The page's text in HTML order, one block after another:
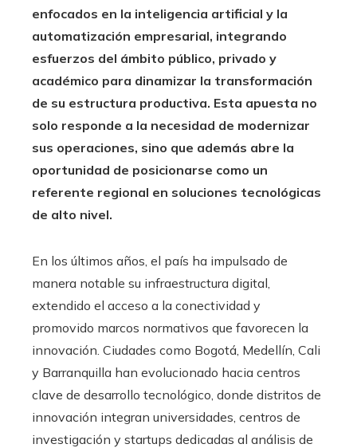
enfocados en la inteligencia artificial y la
automatización empresarial, integrando
esfuerzos del ámbito público, privado y
académico para dinamizar la transformación
de su estructura productiva. Esta apuesta no
solo responde a la necesidad de modernizar
sus operaciones, sino que además abre la
oportunidad de posicionarse como un
referente regional en soluciones tecnológicas
de alto nivel.
En los últimos años, el país ha impulsado de
manera notable su infraestructura digital,
extendido el acceso a la conectividad y
promovido marcos normativos que favorecen la
innovación. Ciudades como Bogotá, Medellín, Cali
y Barranquilla han evolucionado hacia centros
clave de desarrollo tecnológico, donde distritos de
innovación integran universidades, centros de
investigación y startups dedicadas al análisis de